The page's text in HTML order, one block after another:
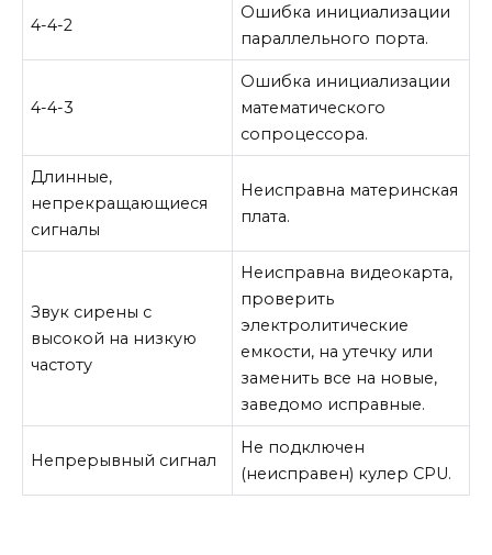
4-4-2
Ошибка инициализации
параллельного порта.
4-4-3
Ошибка инициализации
математического
сопроцессора.
Длинные,
непрекращающиеся
сигналы
Неисправна материнская
плата.
Звук сирены с
высокой на низкую
частоту
Неисправна видеокарта,
проверить
электролитические
емкости, на утечку или
заменить все на новые,
заведомо исправные.
Непрерывный сигнал
Не подключен
(неисправен) кулер CPU.